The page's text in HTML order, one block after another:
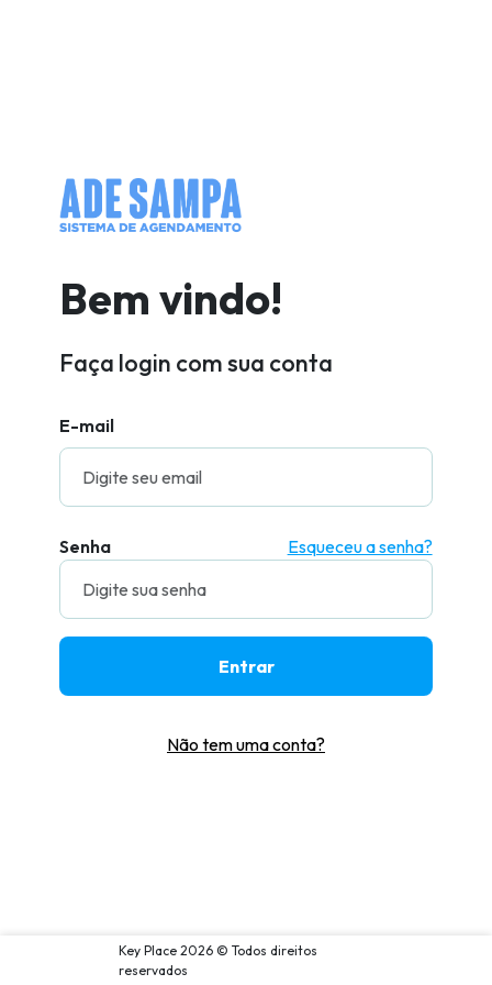
Bem vindo!
Faça login com sua conta
E-mail
Senha Esqueceu a senha?
Entrar
Não tem uma conta?
Key Place 2026 © Todos direitos
reservados